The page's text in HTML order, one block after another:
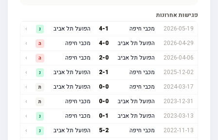
פגישות אחרונות
2026-05-19
מכבי חיפה 4 הפועל תל אביב
2026-04-29
הפועל תל אביב 4- מכבי חיפה
2026-04-06
הפועל תל אביב 2- מכבי חיפה
2025-12-02
מכבי חיפה 2 הפועל תל אביב
2024-03-17
מכבי חיפה 0- הפועל תל אביב
2023-12-31
הפועל תל אביב 0- מכבי חיפה
2023-03-13
הפועל תל אביב 0 מכבי חיפה
2022-11-13
מכבי חיפה 5- הפועל תל אביב